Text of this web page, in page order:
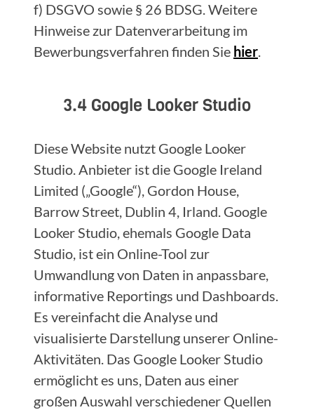
f) DSGVO sowie § 26 BDSG. Weitere
Hinweise zur Datenverarbeitung im
Bewerbungsverfahren finden Sie hier.
3.4 Google Looker Studio
Diese Website nutzt Google Looker
Studio. Anbieter ist die Google Ireland
Limited („Google“), Gordon House,
Barrow Street, Dublin 4, Irland. Google
Looker Studio, ehemals Google Data
Studio, ist ein Online-Tool zur
Umwandlung von Daten in anpassbare,
informative Reportings und Dashboards.
Es vereinfacht die Analyse und
visualisierte Darstellung unserer Online-
Aktivitäten. Das Google Looker Studio
ermöglicht es uns, Daten aus einer
großen Auswahl verschiedener Quellen